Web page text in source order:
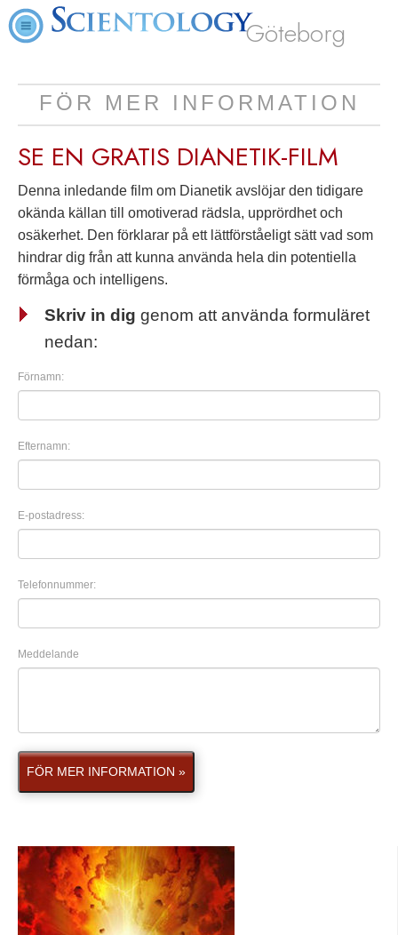
Göteborg
FÖR MER INFORMATION
SE EN GRATIS DIANETIK-FILM
Denna inledande film om Dianetik avslöjar den tidigare
okända källan till omotiverad rädsla, upprördhet och
osäkerhet. Den förklarar på ett lättförståeligt sätt vad som
hindrar dig från att kunna använda hela din potentiella
förmåga och intelligens.
Skriv in dig genom att använda formuläret
nedan:
Förnamn:
Efternamn:
E-postadress:
Telefonnummer:
Meddelande
FÖR MER INFORMATION »